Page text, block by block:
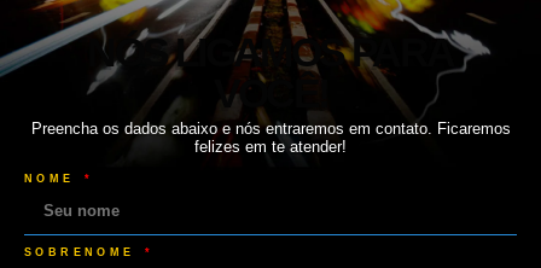
NÓS LIGAMOS PARA
VOCÊ!
Preencha os dados abaixo e nós entraremos em contato. Ficaremos
felizes em te atender!
NOME
SOBRENOME